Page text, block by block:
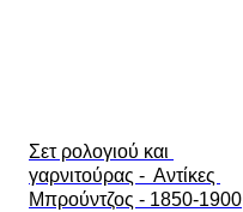
Σετ ρολογιού και
γαρνιτούρας -  Αντίκες
Μπρούντζος - 1850-1900